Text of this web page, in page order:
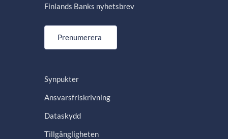
Finlands Banks nyhetsbrev
Prenumerera
Synpukter
Ansvarsfriskrivning
Dataskydd
Tillgängligheten